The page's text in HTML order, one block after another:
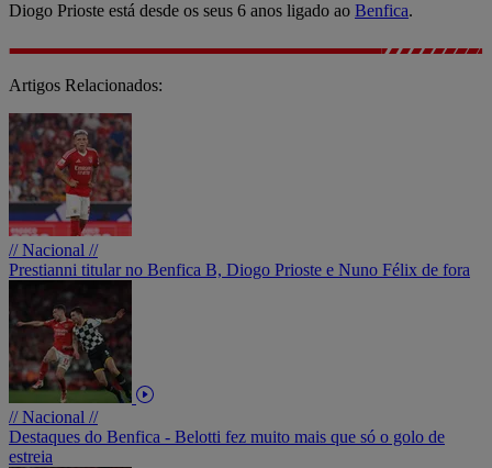
Diogo Prioste está desde os seus 6 anos ligado ao Benfica.
Artigos Relacionados:
// Nacional //
Prestianni titular no Benfica B, Diogo Prioste e Nuno Félix de fora
// Nacional //
Destaques do Benfica - Belotti fez muito mais que só o golo de
estreia